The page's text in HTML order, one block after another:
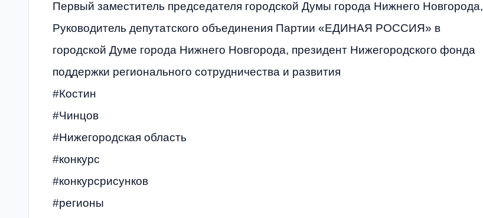
Первый заместитель председателя городской Думы города Нижнего Новгорода,
Руководитель депутатского объединения Партии «ЕДИНАЯ РОССИЯ» в
городской Думе города Нижнего Новгорода, президент Нижегородского фонда
поддержки регионального сотрудничества и развития
#Костин
#Чинцов
#Нижегородская область
#конкурс
#конкурсрисунков
#регионы